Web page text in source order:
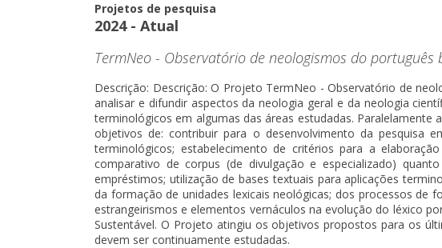
Projetos de pesquisa
2024 - Atual
TermNeo - Observatório de neologismos do
Descrição: Descrição: O Projeto TermNeo - Observatório de
analisar e difundir aspectos da neologia geral e da neologia
terminológicos em algumas das áreas estudadas.
objetivos de: contribuir para o desenvolvimento da pesquisa
terminológicos; estabelecimento de critérios para a
comparativo de corpus (de divulgação e especializado)
empréstimos; utilização de bases textuais para aplicações
da formação de unidades lexicais neológicas; dos processos de
estrangeirismos e elementos vernáculos na evolução do léxico
Sustentável. O Projeto atingiu os objetivos propostos para os
devem ser continuamente estudadas.